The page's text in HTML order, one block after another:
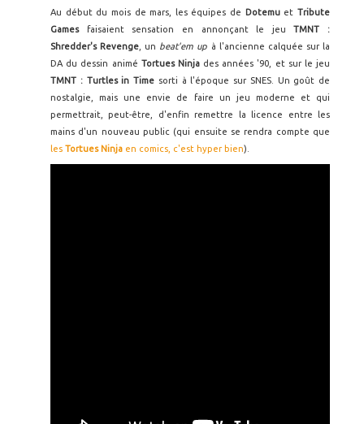
Au début du mois de mars, les équipes de Dotemu etTribute
Games
faisaient sensation en annonçant le jeuTMNT :
Shredder's Revenge , un beat'em up à l'ancienne calquée sur la
DA du dessin animé Tortues Ninja des années '90, et sur le jeu
TMNT : Turtles in Time sorti à l'époque sur SNES. Un goût de
nostalgie, mais une envie de faire un jeu moderne et qui
permettrait, peut-être, d'enfin remettre la licence entre les
mains d'un nouveau public (qui ensuite se rendra compte que
les Tortues Ninja en comics, c'est hyper bien).